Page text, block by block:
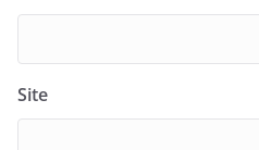
Site